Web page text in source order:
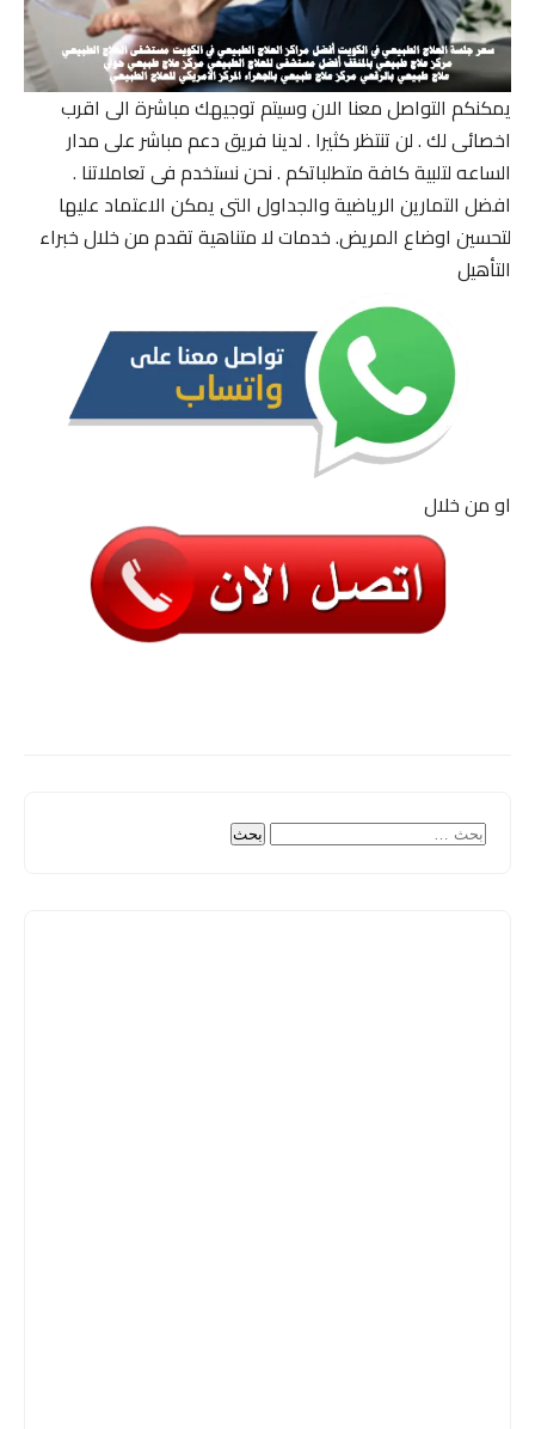
يمكنكم التواصل معنا الان وسيتم توجيهك مباشرة الى اقرب
اخصائى لك . لن تنتظر كثيرا . لدينا فريق دعم مباشر على مدار
الساعه لتلبية كافة متطلباتكم . نحن نستخدم فى تعاملاتنا .
افضل التمارين الرياضية والجداول التى يمكن الاعتماد عليها
لتحسين اوضاع المريض. خدمات لا متناهية تقدم من خلال خبراء
التأهيل
او من خلال
البحث